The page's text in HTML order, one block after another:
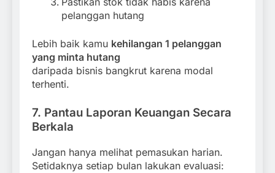
pelanggan hutang
Lebih baik kamu kehilangan 1 pelanggan
yang minta hutang
daripada bisnis bangkrut karena modal
terhenti.
7. Pantau Laporan Keuangan Secara
Berkala
Jangan hanya melihat pemasukan harian.
Setidaknya setiap bulan lakukan evaluasi: